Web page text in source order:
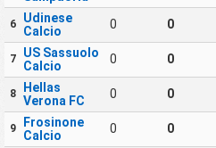
6
Udinese
Calcio
0 0
7
US Sassuolo
Calcio
0 0
8
Hellas
Verona FC
0 0
9
Frosinone
Calcio
0 0